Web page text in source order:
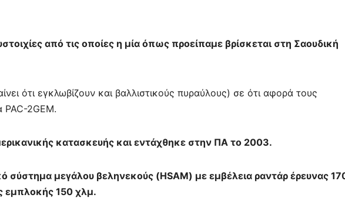
από τις οποίες η μία όπως προείπαμε βρίσκεται στη Σαουδική
ότι εγκλωβίζουν και βαλλιστικούς πυραύλους) σε ότι αφορά τους
PAC-2GEM.
κατασκευής και εντάχθηκε στην ΠΑ το 2003.
σύστημα μεγάλου βεληνεκούς (HSAM) με εμβέλεια ραντάρ έρευνας
εμπλοκής 150 χλμ.